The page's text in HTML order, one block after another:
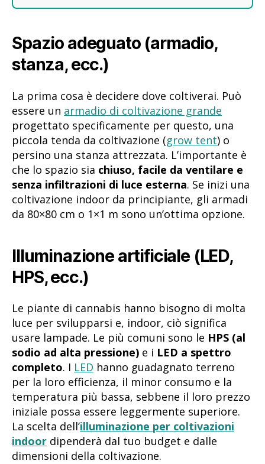
Spazio adeguato (armadio,
stanza, ecc.)
La prima cosa è decidere dove coltiverai. Può
essere un armadio di coltivazione grande
progettato specificamente per questo, una
piccola tenda da coltivazione (grow tent) o
persino una stanza attrezzata. L’importante è
che lo spazio sia chiuso, facile da ventilare e
senza infiltrazioni di luce esterna. Se inizi una
coltivazione indoor da principiante, gli armadi
da 80×80 cm o 1×1 m sono un’ottima opzione.
Illuminazione artificiale (LED,
HPS, ecc.)
Le piante di cannabis hanno bisogno di molta
luce per svilupparsi e, indoor, ciò significa
usare lampade. Le più comuni sono le HPS (al
sodio ad alta pressione) e i LED a spettro
completo. I LED hanno guadagnato terreno
per la loro efficienza, il minor consumo e la
temperatura più bassa, sebbene il loro prezzo
iniziale possa essere leggermente superiore.
La scelta dell’illuminazione per coltivazioni
indoor dipenderà dal tuo budget e dalle
dimensioni della coltivazione.